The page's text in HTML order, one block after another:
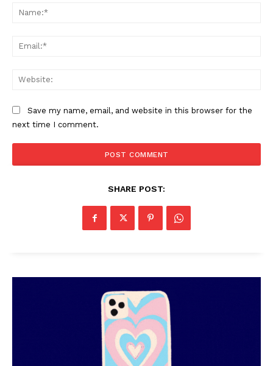
PALA VISION
Save my name, email, and website in this browser for the
next time I comment.
SHARE POST: